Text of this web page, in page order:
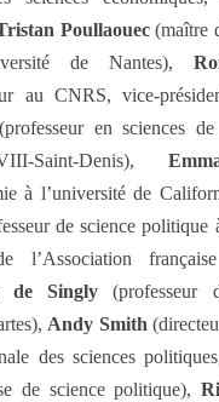
Poullaouec(maître
de Nantes),
au CNRS, vice-
en sciences de
Saint-Denis),
à l’université de
de science politique
l’Association
de Singly (professeur
Andy Smith
des sciences
de science politique),